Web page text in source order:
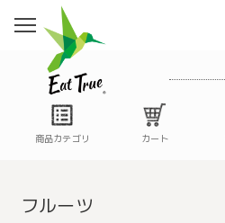
商品カテゴリ カート
フルーツ